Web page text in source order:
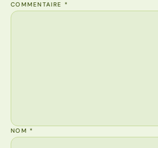
COMMENTAIRE *
NOM*